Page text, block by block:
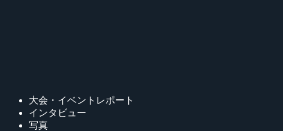
大会・イベントレポート
インタビュー
写真